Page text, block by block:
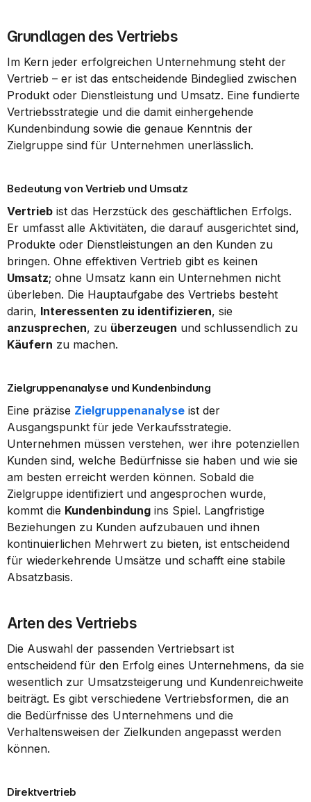
Grundlagen des Vertriebs
Im Kern jeder erfolgreichen Unternehmung steht der
Vertrieb – er ist das entscheidende Bindeglied zwischen
Produkt oder Dienstleistung und Umsatz. Eine fundierte
Vertriebsstrategie und die damit einhergehende
Kundenbindung sowie die genaue Kenntnis der
Zielgruppe sind für Unternehmen unerlässlich.
Bedeutung von Vertrieb und Umsatz
Vertrieb ist das Herzstück des geschäftlichen Erfolgs.
Er umfasst alle Aktivitäten, die darauf ausgerichtet sind,
Produkte oder Dienstleistungen an den Kunden zu
Umsatz; ohne Umsatz kann ein Unternehmen nicht
überleben. Die Hauptaufgabe des Vertriebs besteht
darin, Interessenten zu identifizieren
anzusprechen, zu überzeugen
Käufern zu machen.
Zielgruppenanalyse und Kundenbindung
Eine präzise Zielgruppenanalyse ist der
Ausgangspunkt für jede Verkaufsstrategie.
Unternehmen müssen verstehen, wer ihre potenziellen
Kunden sind, welche Bedürfnisse sie haben und wie sie
am besten erreicht werden können. Sobald die
Zielgruppe identifiziert und angesprochen wurde,
kommt die Kundenbindung ins Spiel. Langfristige
Beziehungen zu Kunden aufzubauen und ihnen
kontinuierlichen Mehrwert zu bieten, ist entscheidend
für wiederkehrende Umsätze und schafft eine stabile
Absatzbasis.
Arten des Vertriebs
Die Auswahl der passenden Vertriebsart ist
entscheidend für den Erfolg eines Unternehmens, da sie
wesentlich zur Umsatzsteigerung und Kundenreichweite
beiträgt. Es gibt verschiedene Vertriebsformen, die an
die Bedürfnisse des Unternehmens und die
Verhaltensweisen der Zielkunden angepasst werden
können.
Direktvertrieb